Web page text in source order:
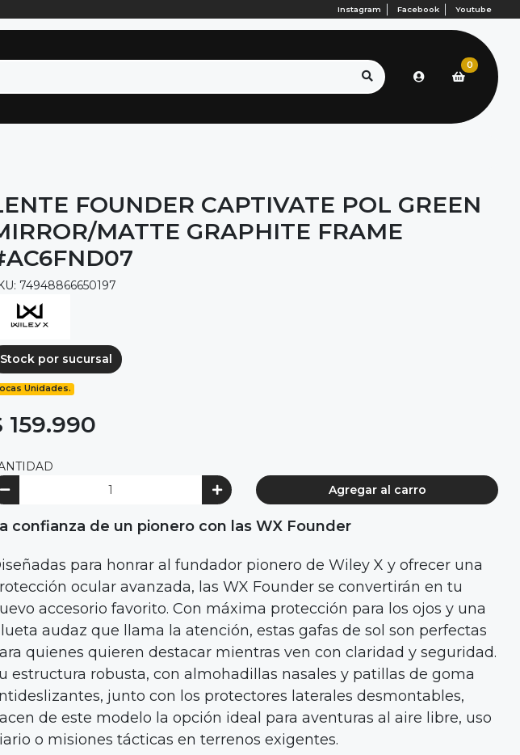
Instagram Facebook Youtube
0
FOUNDER CAPTIVATE POL GREEN
MATTE GRAPHITE FRAME
74948866650197
Stock por sucursal
Unidades.
159.990
Agregar al carro
confianza de un pionero con las WX Founder
para honrar al fundador pionero de Wiley X y ofrecer una
ocular avanzada, las WX Founder se convertirán en tu
accesorio favorito. Con máxima protección para los ojos y una
audaz que llama la atención, estas gafas de sol son perfectas
quienes quieren destacar mientras ven con claridad y seguridad.
estructura robusta, con almohadillas nasales y patillas de goma
junto con los protectores laterales desmontables,
de este modelo la opción ideal para aventuras al aire libre, uso
o misiones tácticas en terrenos exigentes.